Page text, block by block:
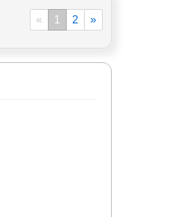
« 1 2 »